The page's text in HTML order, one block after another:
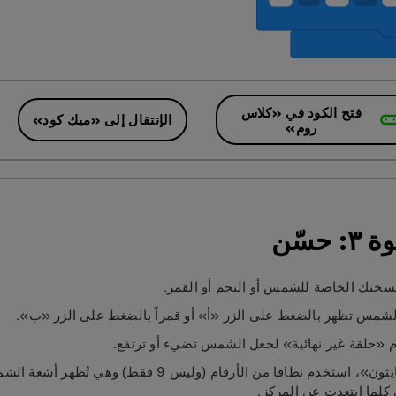
فتح الكود في «كلاس
روم» الإنتقال إلى «ميك كود»
حسّن
الخاصة للشمس أو النجم أو القمر.
تظهر بالضغط على الزر «أ» أو قمراً بالضغط على الزر «ب».
«حلقة غير نهائية» لجعل الشمس تضيء أو ترتفع.
في «بايثون»، استخدم نطاقا من الأرقام (وليس 9 فقط) وهي
كلما ابتعدت عن المركز.